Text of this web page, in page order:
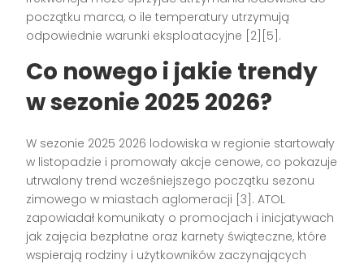
początku marca, o ile temperatury utrzymują
odpowiednie warunki eksploatacyjne [2][5].
Co nowego i jakie trendy
w sezonie 2025 2026?
W sezonie 2025 2026 lodowiska w regionie startowały
w listopadzie i promowały akcje cenowe, co pokazuje
utrwalony trend wcześniejszego początku sezonu
zimowego w miastach aglomeracji [3]. ATOL
zapowiadał komunikaty o promocjach i inicjatywach
jak zajęcia bezpłatne oraz karnety świąteczne, które
wspierają rodziny i użytkowników zaczynających